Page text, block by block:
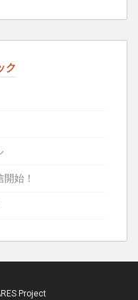
ク
始！
Project‎